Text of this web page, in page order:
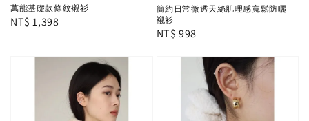
萬能基礎款條紋襯衫
Regular
NT$ 1,398
簡約日常微透天絲肌理感寬鬆防曬
襯衫
Regular
NT$ 998